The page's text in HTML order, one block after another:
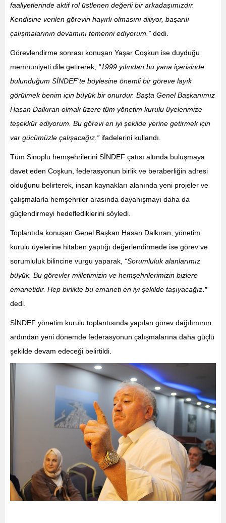
faaliyetlerinde aktif rol üstlenen değerli bir arkadaşımızdır.
Kendisine verilen görevin hayırlı olmasını diliyor, başarılı
çalışmalarının devamını temenni ediyorum.” dedi.
Görevlendirme sonrası konuşan Yaşar Coşkun ise duyduğu
memnuniyeti dile getirerek, “1999 yılından bu yana içerisinde
bulunduğum SİNDEF’te böylesine önemli bir göreve layık
görülmek benim için büyük bir onurdur. Başta Genel Başkanımız
Hasan Dalkıran olmak üzere tüm yönetim kurulu üyelerimize
teşekkür ediyorum. Bu görevi en iyi şekilde yerine getirmek için
var gücümüzle çalışacağız.” ifadelerini kullandı.
Tüm Sinoplu hemşehrilerini SİNDEF çatısı altında buluşmaya
davet eden Coşkun, federasyonun birlik ve beraberliğin adresi
olduğunu belirterek, insan kaynakları alanında yeni projeler ve
çalışmalarla hemşehriler arasında dayanışmayı daha da
güçlendirmeyi hedeflediklerini söyledi.
Toplantıda konuşan Genel Başkan Hasan Dalkıran, yönetim
kurulu üyelerine hitaben yaptığı değerlendirmede ise görev ve
sorumluluk bilincine vurgu yaparak, “Sorumluluk alanlarımız
büyük. Bu görevler milletimizin ve hemşehrilerimizin bizlere
emanetidir. Hep birlikte bu emaneti en iyi şekilde taşıyacağız.”
dedi.
SİNDEF yönetim kurulu toplantısında yapılan görev dağılımının
ardından yeni dönemde federasyonun çalışmalarına daha güçlü
şekilde devam edeceği belirtildi.